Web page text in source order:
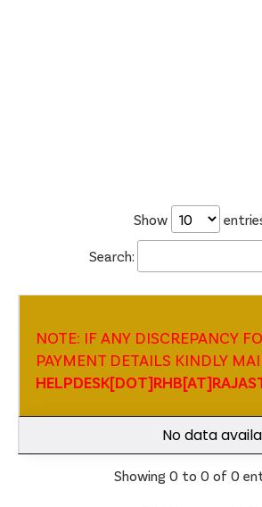
Show
Search:
NOTE: IF ANY DISCREPANCY
PAYMENT DETAILS KINDLY
No data
Showing 0 to 0 of 0